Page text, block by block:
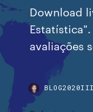
Download
avaliações